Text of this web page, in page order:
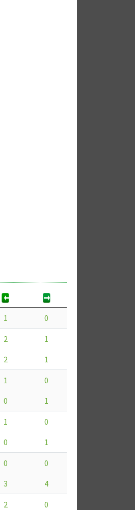
1 0
2
1
2 1
1
0
0 1
1
0
0 1
0
0
3 4
2
0